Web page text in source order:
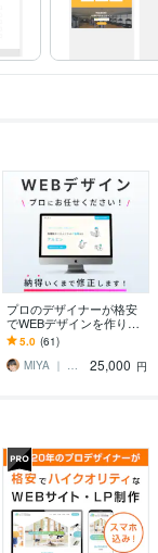
プロのデザイナーが格安
でWEBデザインを作りま
す 修正回数無制限！Figm
aで伝わるデザインを作り
ます。
5.0 (61)
MIYA ｜ みや
25,000 円